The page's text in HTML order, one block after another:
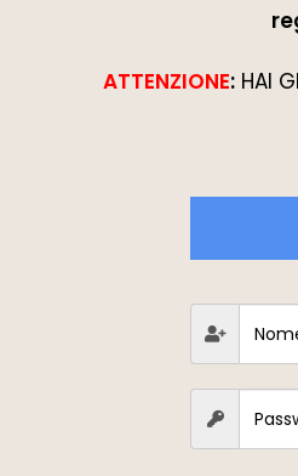
ATTENZIONE:HAI